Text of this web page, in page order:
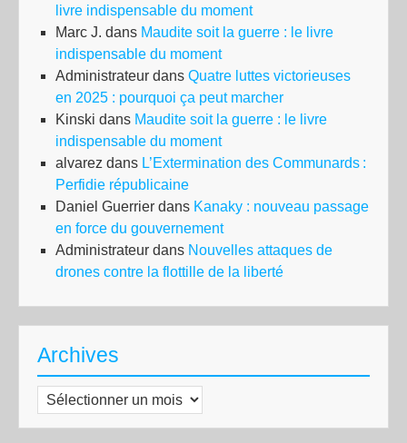
livre indispensable du moment
Marc J. dans Maudite soit la guerre : le livre
indispensable du moment
Administrateur dans Quatre luttes victorieuses
en 2025 : pourquoi ça peut marcher
Kinski dans Maudite soit la guerre : le livre
indispensable du moment
alvarez dans L’Extermination des Communards :
Perfidie républicaine
Daniel Guerrier dans Kanaky : nouveau passage
en force du gouvernement
Administrateur dans Nouvelles attaques de
drones contre la flottille de la liberté
Archives
Archives